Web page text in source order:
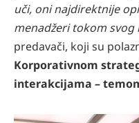
uči, oni najdirektnije
menadžeri tokom svog
predavači, koji su
Korporativnom
interakcijama –